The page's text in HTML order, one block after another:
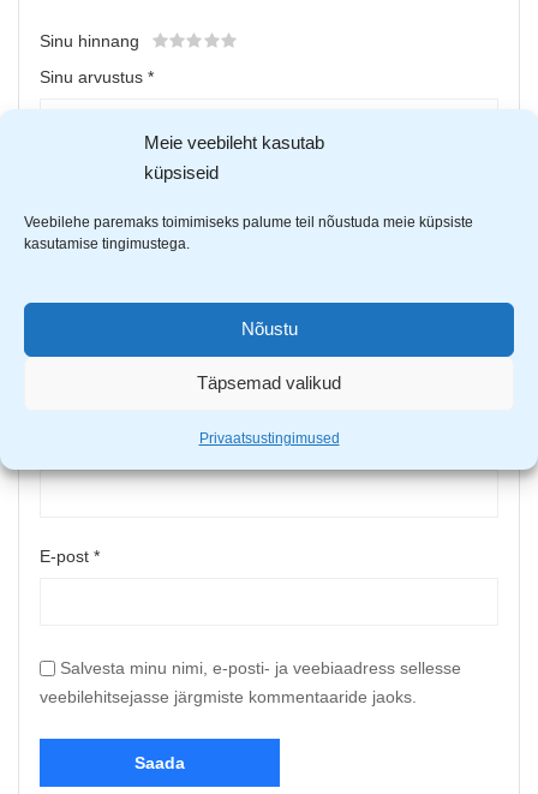
Meie veebileht kasutab
küpsiseid
Veebilehe paremaks toimimiseks palume teil nõustuda meie küpsiste
kasutamise tingimustega.
Nõustu
Täpsemad valikud
Privaatsustingimused
Sinu hinnang
Sinu arvustus *
E-post *
Salvesta minu nimi, e-posti- ja veebiaadress sellesse
veebilehitsejasse järgmiste kommentaaride jaoks.